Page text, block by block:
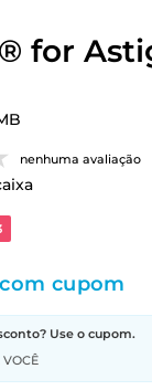
for
nenhuma avaliação
cupom
Use o cupom.
VOCÊ